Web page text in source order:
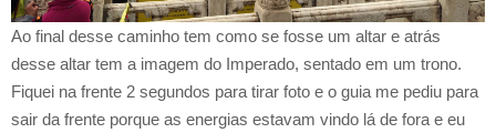
Ao final desse caminho tem como se fosse um altar e atrás
desse altar tem a imagem do Imperado, sentado em um trono.
Fiquei na frente 2 segundos para tirar foto e o guia me pediu para
sair da frente porque as energias estavam vindo lá de fora e eu